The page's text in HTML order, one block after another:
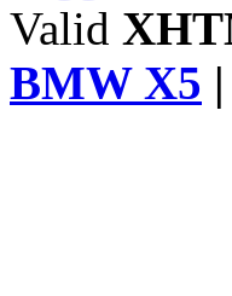
Valid
BMW X5 |